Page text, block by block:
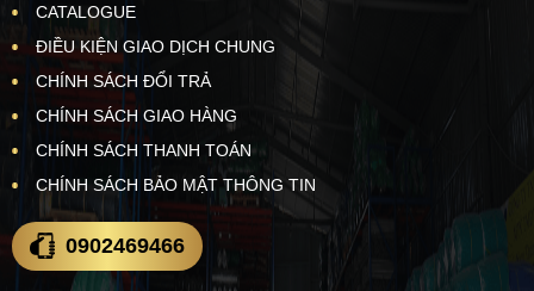
CATALOGUE
ĐIỀU KIỆN GIAO DỊCH CHUNG
CHÍNH SÁCH ĐỔI TRẢ
CHÍNH SÁCH GIAO HÀNG
CHÍNH SÁCH THANH TOÁN
CHÍNH SÁCH BẢO MẬT THÔNG TIN
0902469466